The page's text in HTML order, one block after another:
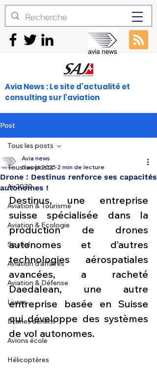
Avia News : Le site d'actualité et
consulting sur l'aviation
Post
Tous les posts
Air2030
Aviation & Tourisme
Aviation & Ecologie
Spatial
Aviation d'affaires
Aviation & Défense
Livres
Drones aériens
Avions école
Hélicoptères
Tous les posts
Drone : Destinus renforce ses capacités
autonomes !
Avia news
6 août 2025 2 min de lecture
Destinus, une entreprise
suisse spécialisée dans la
production de drones
autonomes et d’autres
technologies aérospatiales
avancées, a racheté
Daedalean, une autre
entreprise basée en Suisse
qui développe des systèmes
de vol autonomes.